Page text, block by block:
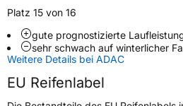
Weitere Eigenschaften
SchlauchtypTL
ZustandNeureifen
Platz 15 von 16
gute prognostizierte
sehr schwach auf winterlicher
Weitere Details bei ADAC
EU Reifenlabel